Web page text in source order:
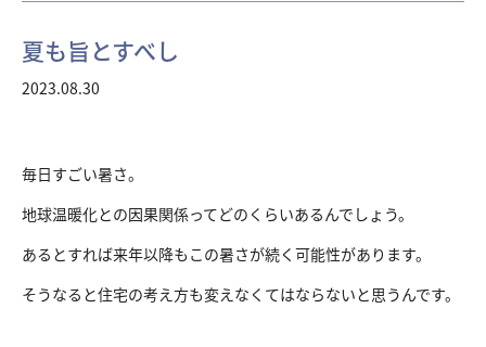
夏も旨とすべし
2023.08.30
毎日すごい暑さ。
地球温暖化との因果関係ってどのくらいあるんでしょう。
あるとすれば来年以降もこの暑さが続く可能性があります。
そうなると住宅の考え方も変えなくてはならないと思うんです。